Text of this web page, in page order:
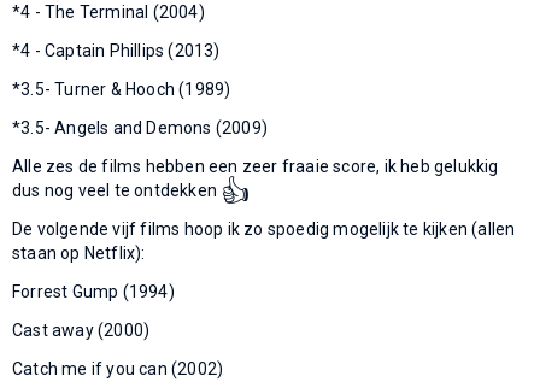
*4 - The Terminal (2004)
*4 - Captain Phillips (2013)
*3.5- Turner & Hooch (1989)
*3.5- Angels and Demons (2009)
Alle zes de films hebben een zeer fraaie score, ik heb gelukkig
dus nog veel te ontdekken 👍
De volgende vijf films hoop ik zo spoedig mogelijk te kijken (allen
staan op Netflix):
Forrest Gump (1994)
Cast away (2000)
Catch me if you can (2002)